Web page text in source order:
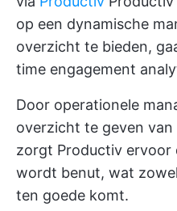
op een dynamische
overzicht te bieden,
time engagement
Door operationele
overzicht te geven
zorgt Productiv ervoor
wordt benut, wat
ten goede komt.